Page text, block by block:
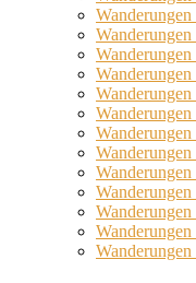
Wanderungen
Wanderungen
Wanderungen
Wanderungen
Wanderungen
Wanderungen
Wanderungen
Wanderungen
Wanderungen
Wanderungen
Wanderungen
Wanderungen
Wanderungen